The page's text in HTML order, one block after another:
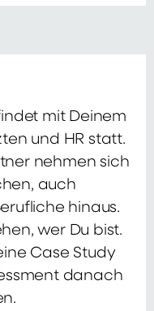
mit Deinem
und HR statt.
nehmen sich
auch
hinaus.
wer Du bist.
Case Study
danach